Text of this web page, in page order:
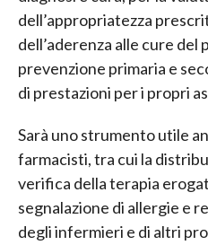
dell’appropriatezza
dell’aderenza alle cure del
prevenzione primaria e
di prestazioni per i propri
Sarà uno strumento utile
farmacisti, tra cui la
verifica della terapia
segnalazione di allergie e
degli infermieri e di altri